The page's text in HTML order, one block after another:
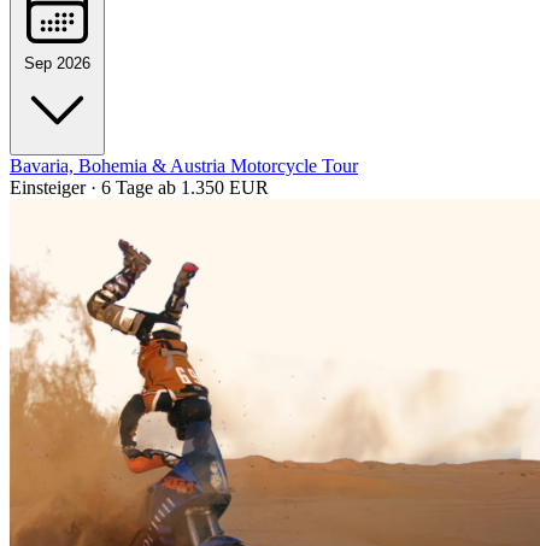
Sep 2026
Bavaria, Bohemia & Austria Motorcycle Tour
Einsteiger · 6 Tage ab 1.350 EUR